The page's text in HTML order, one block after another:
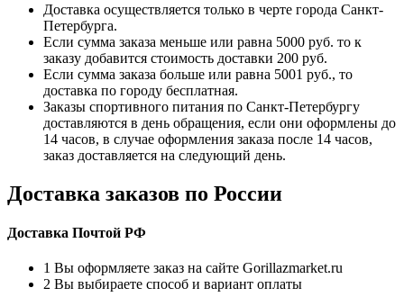
Доставка осуществляется только в черте города Санкт-
Петербурга.
Если сумма заказа меньше или равна 5000 руб. то к
заказу добавится стоимость доставки 200 руб.
Если сумма заказа больше или равна 5001 руб., то
доставка по городу бесплатная.
Заказы спортивного питания по Санкт-Петербургу
доставляются в день обращения, если они оформлены до
14 часов, в случае оформления заказа после 14 часов,
заказ доставляется на следующий день.
Доставка заказов по России
Доставка Почтой РФ
1 Вы оформляете заказ на сайте Gorillazmarket.ru
2 Вы выбираете способ и вариант оплаты